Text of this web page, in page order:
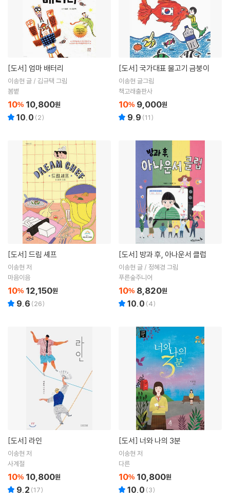
[도서] 엄마 배터리
이송현 글 / 김규택 그림
봄볕
10% 10,800원
10.0 (2)
[도서] 국가대표 물고기 금붕이
이송현 글그림
책고래출판사
10% 9,000원
9.9 (11)
[도서] 드림 셰프
이송현 저
마음이음
10% 12,150원
9.6 (26)
[도서] 방과 후, 아나운서 클럽
이송현 글 / 정혜경 그림
푸른숲주니어
10% 8,820원
10.0 (4)
[도서] 라인
이송현 저
사계절
10% 10,800원
9.2 (17)
[도서] 너와 나의 3분
이송현 저
다른
10% 10,800원
10.0 (3)